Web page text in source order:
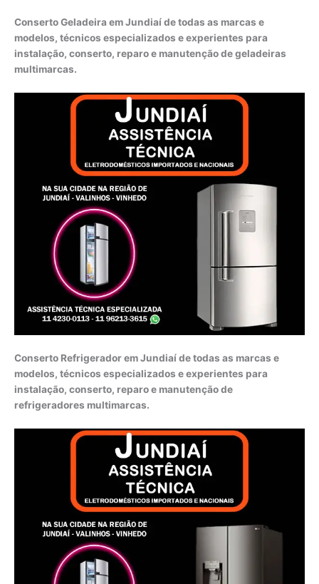
Conserto Geladeira em Jundiaí de todas as marcas e
modelos, técnicos especializados e experientes para
instalação, conserto, reparo e manutenção de geladeiras
multimarcas.
Conserto Refrigerador em Jundiaí de todas as marcas e
modelos, técnicos especializados e experientes para
instalação, conserto, reparo e manutenção de
refrigeradores multimarcas.